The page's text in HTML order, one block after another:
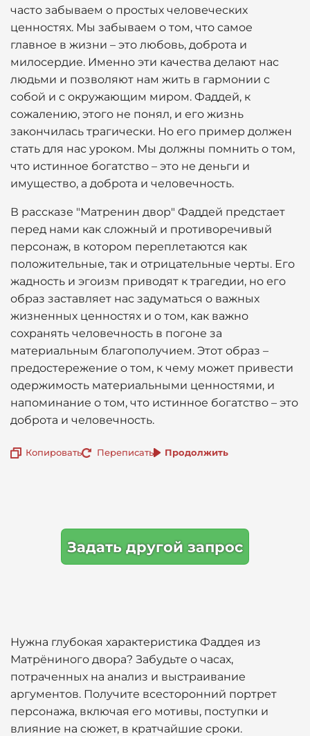
часто забываем о простых человеческих
ценностях. Мы забываем о том, что самое
главное в жизни – это любовь, доброта и
милосердие. Именно эти качества делают нас
людьми и позволяют нам жить в гармонии с
собой и с окружающим миром. Фаддей, к
сожалению, этого не понял, и его жизнь
закончилась трагически. Но его пример должен
стать для нас уроком. Мы должны помнить о том,
что истинное богатство – это не деньги и
имущество, а доброта и человечность.
В рассказе "Матренин двор" Фаддей предстает
перед нами как сложный и противоречивый
персонаж, в котором переплетаются как
положительные, так и отрицательные черты. Его
жадность и эгоизм приводят к трагедии, но его
образ заставляет нас задуматься о важных
жизненных ценностях и о том, как важно
сохранять человечность в погоне за
материальным благополучием. Этот образ –
предостережение о том, к чему может привести
одержимость материальными ценностями, и
напоминание о том, что истинное богатство – это
доброта и человечность.
Копировать Переписать Продолжить
Задать другой запрос
Нужна глубокая характеристика Фаддея из
Матрёниного двора? Забудьте о часах,
потраченных на анализ и выстраивание
аргументов. Получите всесторонний портрет
персонажа, включая его мотивы, поступки и
влияние на сюжет, в кратчайшие сроки.